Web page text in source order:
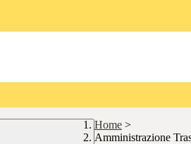
Home >
Amministrazione